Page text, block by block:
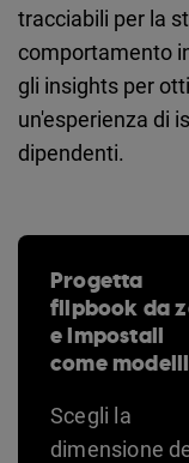
tracciabili per la
comportamento
gli insights per
un'esperienza di
dipendenti.
Progetta
flipbook da
e impostali
come modelli
Scegli la
dimensione